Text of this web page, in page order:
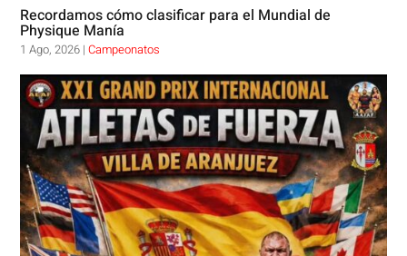
Recordamos cómo clasificar para el Mundial de
Physique Manía
1 Ago, 2026 |Campeonatos